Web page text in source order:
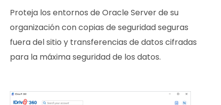
Proteja los entornos de Oracle Server de su
organización con copias de seguridad seguras
fuera del sitio y transferencias de datos cifradas
para la máxima seguridad de los datos.